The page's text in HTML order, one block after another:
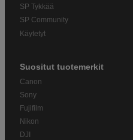
SP Tykkää
SP Community
Käytetyt
Suositut tuotemerkit
Canon
Sony
Fujifilm
Nikon
DJI